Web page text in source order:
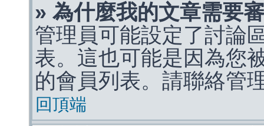
» 為什麼我的文章需要
管理員可能設定了討論
表。這也可能是因為您
的會員列表。請聯絡管
回頂端